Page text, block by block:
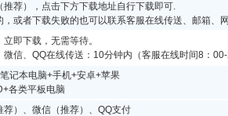
推荐），点击下方下载地址自行下载即可.
，或者下载失败的也可以联系客服在线传送、邮箱、
即下载，无需等待。
微信、QQ在线传送：10分钟内（客服在线时间8：
记本电脑+手机+安卓+苹果
各类平板电脑
荐）、微信（推荐）、QQ支付